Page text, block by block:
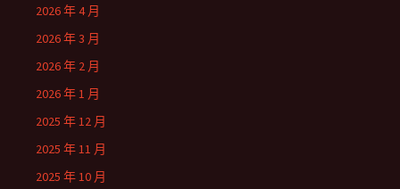
2026 年 4 月
2026 年 3 月
2026 年 2 月
2026 年 1 月
2025 年 12 月
2025 年 11 月
2025 年 10 月